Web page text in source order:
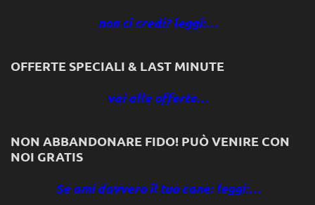
non ci credi? leggi:…
OFFERTE SPECIALI & LAST MINUTE
vai alle offerte…
NON ABBANDONARE FIDO! PUÒ VENIRE CON
NOI GRATIS
Se ami davvero il tuo cane: leggi:…